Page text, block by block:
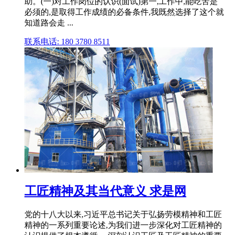
必须的,是取得工作成绩的必备条件,我既然选择了这个就
知道路会走 ...
联系电话: 180 3780 8511
工匠精神及其当代意义 求是网
党的十八大以来,习近平总书记关于弘扬劳模精神和工匠
精神的一系列重要论述,为我们进一步深化对工匠精神的